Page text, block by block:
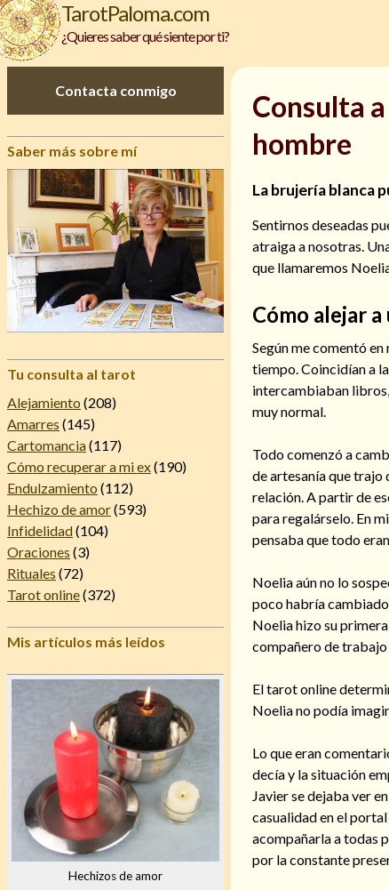
TarotPaloma.com
¿Quieres saber qué siente por ti?
Contacta conmigo
Saber más sobre mí
Tu consulta al tarot
Alejamiento (208)
Amarres (145)
Cartomancia(117)
Cómo recuperar a mi ex(190)
Endulzamiento (112)
Hechizo de amor(593)
Infidelidad(104)
Oraciones (3)
Rituales (72)
Tarot online(372)
Mis artículos más leídos
Hechizos de amor
Consulta
hombre
La brujería blanca
Sentirnos deseadas
atraiga a nosotras.
que llamaremos
Cómo alejar
Según me comentó
tiempo. Coincidían a
intercambiaban
muy normal.
Todo comenzó a
de artesanía que trajo
relación. A partir de
para regalárselo. En
pensaba que todo
Noelia aún no lo
poco habría cambiado
Noelia hizo su
compañero de trabajo
El tarot online
Noelia no podía
Lo que eran
decía y la situación
Javier se dejaba ver
casualidad en el
acompañarla a todas
por la constante